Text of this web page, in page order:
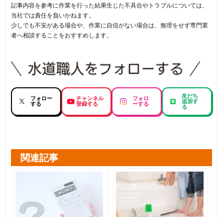
記事内容を参考に作業を行った結果生じた不具合やトラブルについては、
当社では責任を負いかねます。
少しでも不安がある場合や、作業に自信がない場合は、無理をせず専門業
者へ相談することをおすすめします。
フォロー
する
チャンネル
登録する
フォロ
ーする
友だち
追加す
る
関連記事